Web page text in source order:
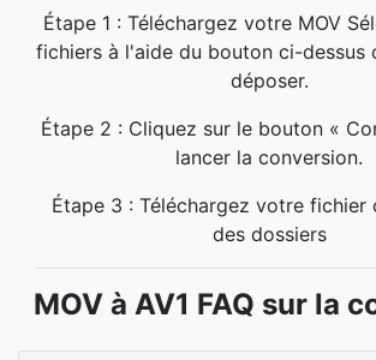
Étape 1 : Téléchargez votre MOV
fichiers à l'aide du bouton ci-dessus
déposer.
Étape 2 : Cliquez sur le bouton «
lancer la conversion.
Étape 3 : Téléchargez votre fichier
des dossiers
MOV à AV1 FAQ sur la